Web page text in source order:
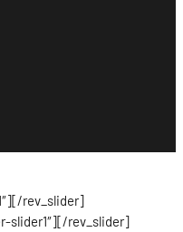
rev_slider]
slider1″][/rev_slider]